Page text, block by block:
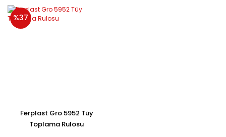
%37
Ferplast Gro 5952 Tüy
Toplama Rulosu